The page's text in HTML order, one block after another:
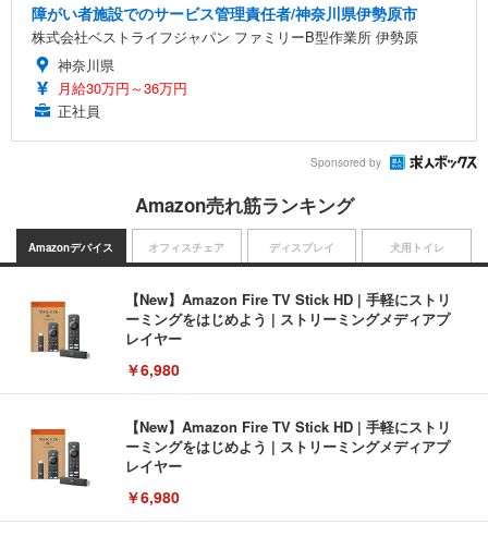
障がい者施設でのサービス管理責任者/神奈川県伊勢原市
株式会社ベストライフジャパン ファミリーB型作業所 伊勢原
神奈川県
月給30万円～36万円
正社員
Sponsored by
Amazon売れ筋ランキング
Amazonデバイス
【New】Amazon Fire TV Stick HD | 手軽にストリ
ーミングをはじめよう | ストリーミングメディアプ
レイヤー
￥6,980
【New】Amazon Fire TV Stick HD | 手軽にストリ
ーミングをはじめよう | ストリーミングメディアプ
レイヤー
￥6,980
オフィスチェア ディスプレイ 犬用トイレ